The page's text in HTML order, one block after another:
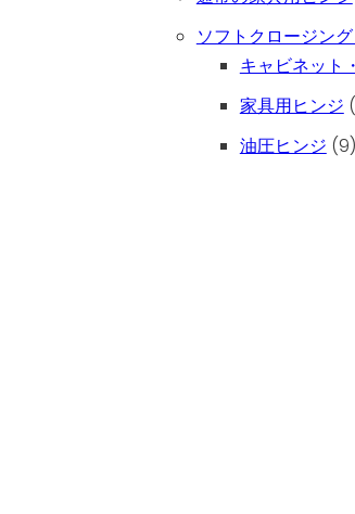
ソフトクロージン
キャビネット
家具用ヒンジ
油圧ヒンジ 9